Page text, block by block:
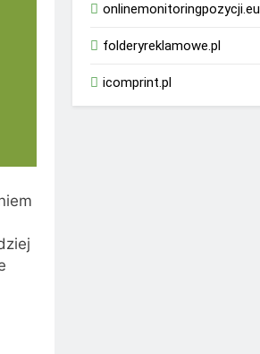
onlinemonitoringpozycji.eu
folderyreklamowe.pl
icomprint.pl